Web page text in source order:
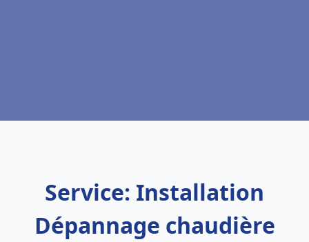
Service: Installation
Dépannage chaudière